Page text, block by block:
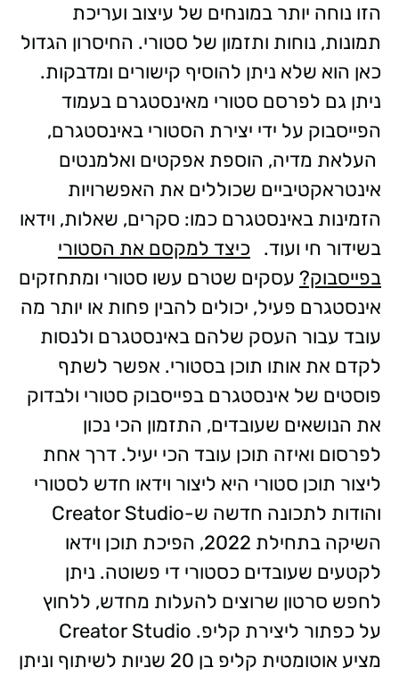
הזו נוחה יותר במונחים של עיצוב ועריכת
תמונות, נוחות ותזמון של סטורי. החיסרון הגדול
כאן הוא שלא ניתן להוסיף קישורים ומדבקות.
ניתן גם לפרסם סטורי מאינסטגרם בעמוד
הפייסבוק על ידי יצירת הסטורי באינסטגרם,
העלאת מדיה, הוספת אפקטים ואלמנטים
אינטראקטיביים שכוללים את האפשרויות
הזמינות באינסטגרם כמו: סקרים, שאלות, וידאו
בשידור חי ועוד. כיצד למקסם את הסטורי
בפייסבוק? עסקים שטרם עשו סטורי ומתחזקים
אינסטגרם פעיל, יכולים להבין פחות או יותר מה
עובד עבור העסק שלהם באינסטגרם ולנסות
לקדם את אותו תוכן בסטורי. אפשר לשתף
פוסטים של אינסטגרם בפייסבוק סטורי ולבדוק
את הנושאים שעובדים, התזמון הכי נכון
לפרסום ואיזה תוכן עובד הכי יעיל. דרך אחת
ליצור תוכן סטורי היא ליצור וידאו חדש לסטורי
והודות לתכונה חדשה ש-Creator Studio
השיקה בתחילת 2022, הפיכת תוכן וידאו
לקטעים שעובדים כסטורי די פשוטה. ניתן
לחפש סרטון שרוצים להעלות מחדש, ללחוץ
על כפתור ליצירת קליפ. Creator Studio
מציע אוטומטית קליפ בן 20 שניות לשיתוף וניתן